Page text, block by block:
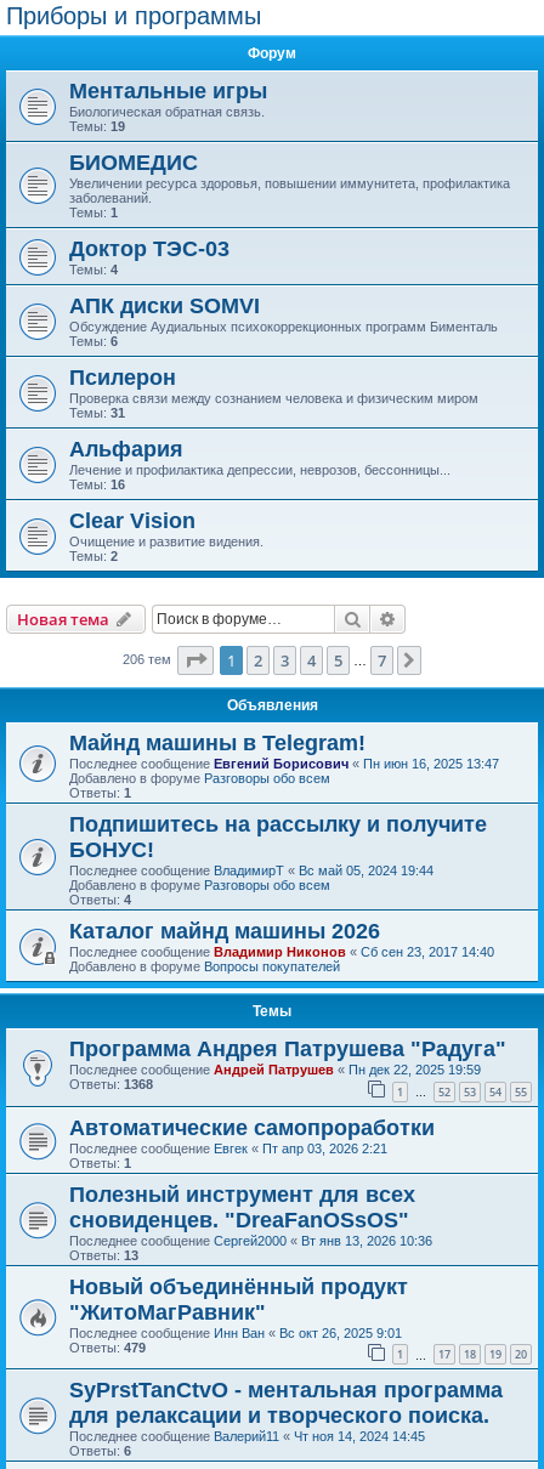
Приборы и программы
Форум
Ментальные игры
Биологическая обратная связь.
Темы: 19
БИОМЕДИС
Увеличении ресурса здоровья, повышении иммунитета, профилактика
заболеваний.
Темы: 1
Доктор ТЭС-03
Темы: 4
АПК диски SOMVI
Обсуждение Аудиальных психокоррекционных программ Бименталь
Темы: 6
Псилерон
Проверка связи между сознанием человека и физическим миром
Темы: 31
Альфария
Лечение и профилактика депрессии, неврозов, бессонницы...
Темы: 16
Clear Vision
Очищение и развитие видения.
Темы: 2
Новая тема Поиск
206 тем Страница из
1 2 3 4 5 7
Объявления
Майнд машины в Telegram!
Последнее сообщение Евгений Борисович « Пн июн 16, 2025 13:47
Добавлено в форуме Разговоры обо всем
Ответы: 1
Подпишитесь на рассылку и получите
БОНУС!
Последнее сообщение ВладимирТ « Вс май 05, 2024 19:44
Добавлено в форуме Разговоры обо всем
Ответы: 4
Каталог майнд машины 2026
Последнее сообщение Владимир Никонов « Сб сен 23, 2017 14:40
Добавлено в форуме Вопросы покупателей
Темы
Программа Андрея Патрушева "Радуга"
Последнее сообщение Андрей Патрушев « Пн дек 22, 2025 19:59
Ответы: 1368 1 … 52 53 54 55
Автоматические самопроработки
Последнее сообщение Евгек « Пт апр 03, 2026 2:21
Ответы: 1
Полезный инструмент для всех
сновиденцев. "DreaFanOSsOS"
Последнее сообщение Сергей2000 « Вт янв 13, 2026 10:36
Ответы: 13
Новый объединённый продукт
"ЖитоМагРавник"
Последнее сообщение Инн Ван « Вс окт 26, 2025 9:01
Ответы: 479 1 17 18 19 20
SyPrstTanCtvO - ментальная программа
для релаксации и творческого поиска.
Последнее сообщение Валерий11 « Чт ноя 14, 2024 14:45
Ответы: 6